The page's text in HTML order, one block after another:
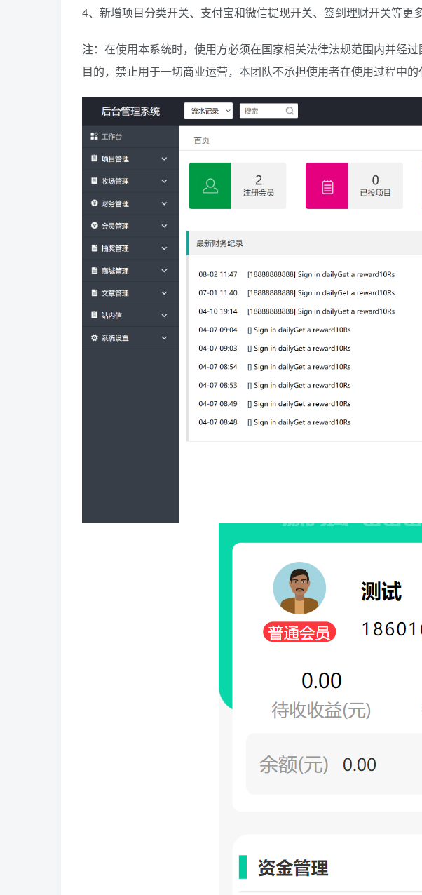
4、新增项目分类开关、支付宝和微信提现开关、签到理财开关等更
注：在使用本系统时，使用方必须在国家相关法律法规范围内并经
目的，禁止用于一切商业运营，本团队不承担使用者在使用过程中的